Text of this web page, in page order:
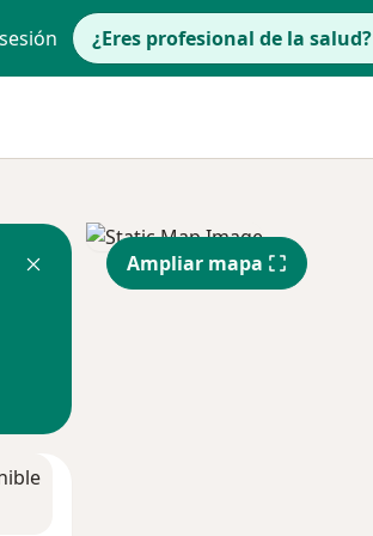
¿Eres profesional de la salud?
Ampliar mapa